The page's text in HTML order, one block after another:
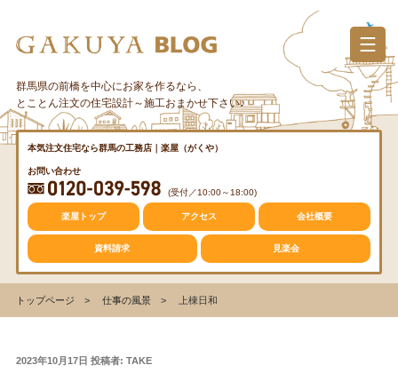
へ
ス
群馬県の前橋を中心にお家を作るなら、
とことん注文の住宅設計～施工おまかせ下さい♪
本気注文住宅なら群馬の工務店｜楽屋（がくや）
お問い合わせ
(受付／10:00～18:00)
楽屋トップ アクセス 会社概要
資料請求 見楽会
トップページ 仕事の風景 上棟日和
投
2023年10月17日 投稿者: TAKE
カテゴリー
質問・疑問
トレンド
収納